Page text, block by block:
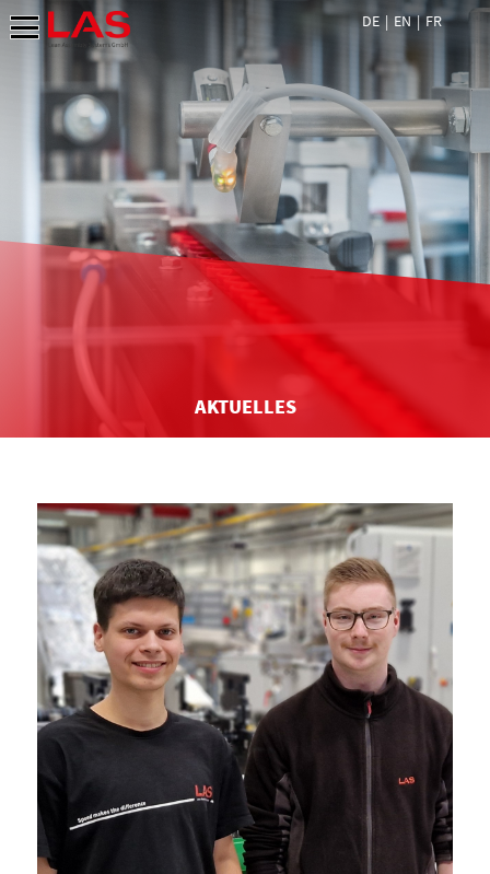
DE EN FR
AKTUELLES